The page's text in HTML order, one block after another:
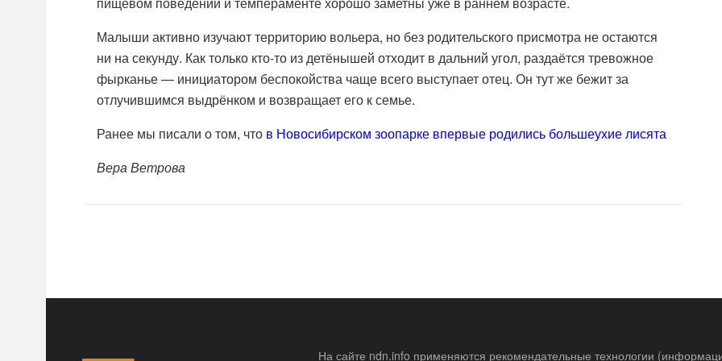
Малыши активно изучают территорию вольера, но без родительского присмотра не остаются
ни на секунду. Как только кто-то из детёнышей отходит в дальний угол, раздаётся тревожное
фырканье — инициатором беспокойства чаще всего выступает отец. Он тут же бежит за
отлучившимся выдрёнком и возвращает его к семье.
Ранее мы писали о том, что в Новосибирском зоопарке впервые родились большеухие лисята
Вера Ветрова
На сайте ndn.info применяются рекомендательные технологии